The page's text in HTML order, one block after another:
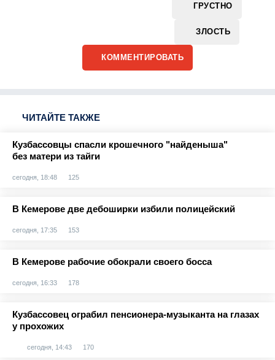
ГРУСТНО
ЗЛОСТЬ
КОММЕНТИРОВАТЬ
ЧИТАЙТЕ ТАКЖЕ
Кузбассовцы спасли крошечного "найденыша"
без матери из тайги
сегодня, 18:48 125
В Кемерове две дебоширки избили полицейский
сегодня, 17:35 153
В Кемерове рабочие обокрали своего босса
сегодня, 16:33 178
Кузбассовец ограбил пенсионера-музыканта на глазах
у прохожих
сегодня, 14:43 170